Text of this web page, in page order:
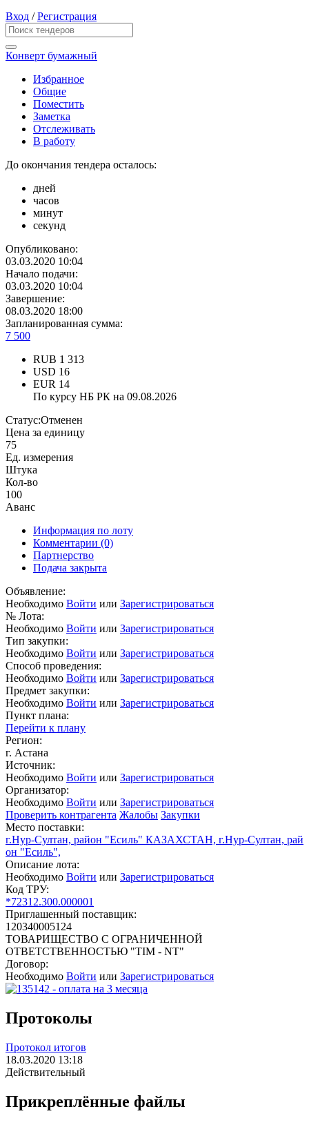
Вход /Регистрация
Конверт бумажный
Избранное
Общие
Поместить
Заметка
Отслеживать
В работу
До окончания тендера осталось:
дней
часов
минут
секунд
Опубликовано:
03.03.2020 10:04
Начало подачи:
03.03.2020 10:04
Завершение:
08.03.2020 18:00
Запланированная сумма:
7 500
RUB 1 313
USD 16
EUR 14
По курсу НБ РК на 09.08.2026
Статус:Отменен
Цена за единицу
75
Ед. измерения
Штука
Кол-во
100
Аванс
Информация по лоту
Комментарии (0)
Партнерство
Подача закрыта
Объявление:
Необходимо Войти или Зарегистрироваться
№ Лота:
Необходимо Войти или Зарегистрироваться
Тип закупки:
Необходимо Войти или Зарегистрироваться
Способ проведения:
Необходимо Войти или Зарегистрироваться
Предмет закупки:
Необходимо Войти или Зарегистрироваться
Пункт плана:
Перейти к плану
Регион:
г. Астана
Источник:
Необходимо Войти или Зарегистрироваться
Организатор:
Необходимо Войти или Зарегистрироваться
Проверить контрагента Жалобы Закупки
Место поставки:
г.Нур-Султан, район "Есиль" КАЗАХСТАН, г.Нур-Султан, рай
он "Есиль",
Описание лота:
Необходимо Войти или Зарегистрироваться
Код ТРУ:
*72312.300.000001
Приглашенный поставщик:
120340005124
ТОВАРИЩЕСТВО С ОГРАНИЧЕННОЙ
ОТВЕТСТВЕННОСТЬЮ "TIM - NT"
Договор:
Необходимо Войти или Зарегистрироваться
Протоколы
Протокол итогов
18.03.2020 13:18
Действительный
Прикреплённые файлы